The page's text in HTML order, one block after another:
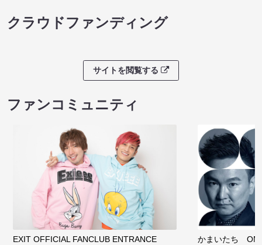
クラウドファンディング
サイトを閲覧する
ファンコミュニティ
EXIT OFFICIAL FANCLUB ENTRANCE かまいたち